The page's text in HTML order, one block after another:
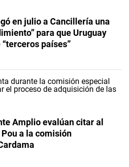
en julio a Cancillería una
para que Uruguay
países”
Amplio evalúan citar al
a la comisión